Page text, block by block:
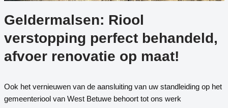
Geldermalsen: Riool
verstopping perfect behandeld,
afvoer renovatie op maat!
Ook het vernieuwen van de aansluiting van uw standleiding op het
gemeenteriool van West Betuwe behoort tot ons werk